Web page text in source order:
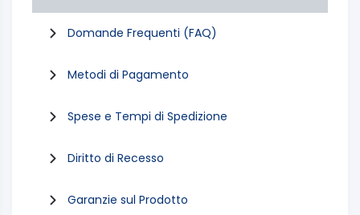
Domande Frequenti (FAQ)
Metodi di Pagamento
Spese e Tempi di Spedizione
Diritto di Recesso
Garanzie sul Prodotto